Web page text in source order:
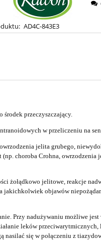
AD4C-843E3
środek przeczyszczający.
w przeliczeniu na
jelita grubego,
choroba Crohna,
żołądkowo­ jelitowe, reakcje
jakichkolwiek objawów
Przy nadużywaniu możliwe
leków
nasilać się w połączeniu z